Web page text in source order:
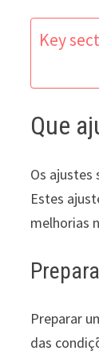
Key
Que
Os ajustes
Estes
melhorias
Preparar
das